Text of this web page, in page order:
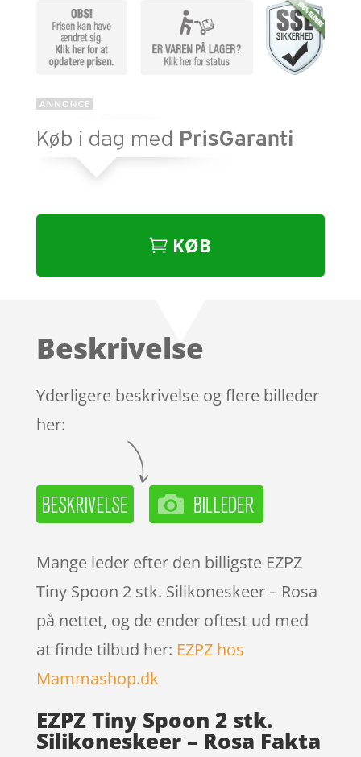
KØB
Beskrivelse
Yderligere beskrivelse og flere billeder
her:
Mange leder efter den billigste EZPZ
Tiny Spoon 2 stk. Silikoneskeer – Rosa
på nettet, og de ender oftest ud med
at finde tilbud her: EZPZ hos
Mammashop.dk
EZPZ Tiny Spoon 2 stk.
Silikoneskeer – Rosa Fakta